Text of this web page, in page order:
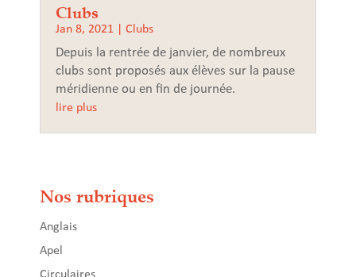
Clubs
Jan 8, 2021 Clubs
Depuis la rentrée de janvier, de nombreux
clubs sont proposés aux élèves sur la pause
méridienne ou en fin de journée.
lire plus
Nos rubriques
Anglais
Apel
Circulaires